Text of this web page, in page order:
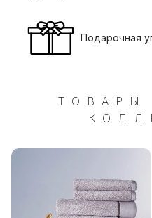
Подарочная
ТОВАРЫ